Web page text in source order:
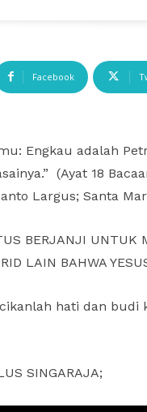
Facebook
Engkau adalah
(Ayat 18
Largus; Santa
BERJANJI UNTUK
LAIN BAHWA
hati dan
SINGARAJA;